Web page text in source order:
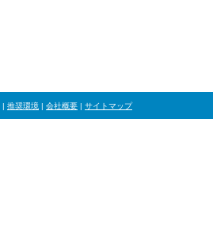
| 推奨環境 | 会社概要 | サイトマップ